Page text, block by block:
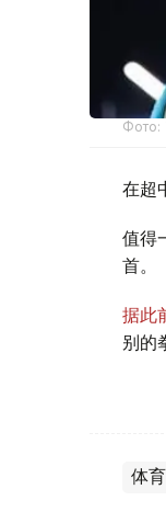
Фото:
在超
值得
首。
据此
别的
体育